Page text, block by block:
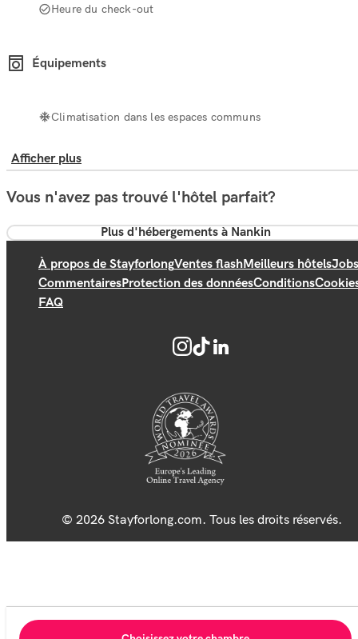
Heure du check-out
Équipements
Climatisation dans les espaces communs
Afficher plus
Vous n'avez pas trouvé l'hôtel parfait?
Plus d'hébergements à Nankin
À propos de StayforlongVentes flashMeilleurs hôtelsJobs
CommentairesProtection des donnéesConditions
FAQ
© 2026 Stayforlong.com. Tous les droits réservés.